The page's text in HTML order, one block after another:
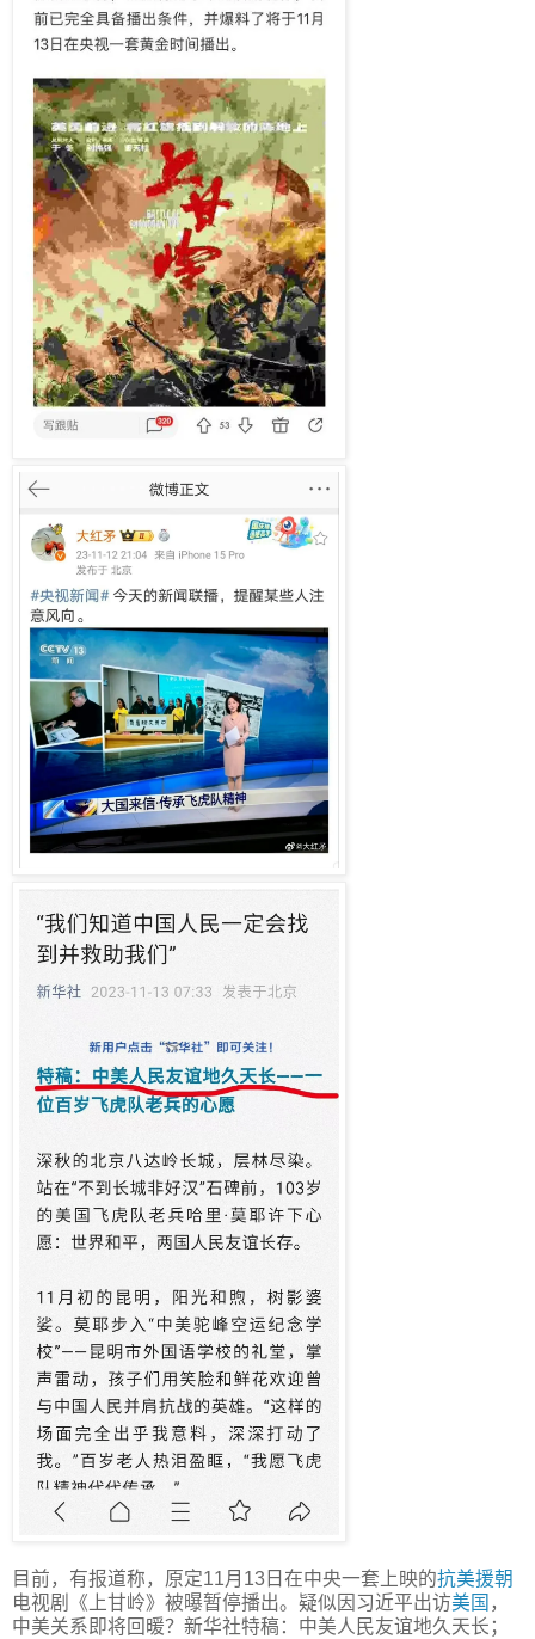
目前，有报道称，原定11月13日在中央一套上映的抗美援朝
电视剧《上甘岭》被曝暂停播出。疑似因习近平出访美国 ，
中美关系即将回暖？新华社特稿：中美人民友谊地久天长；